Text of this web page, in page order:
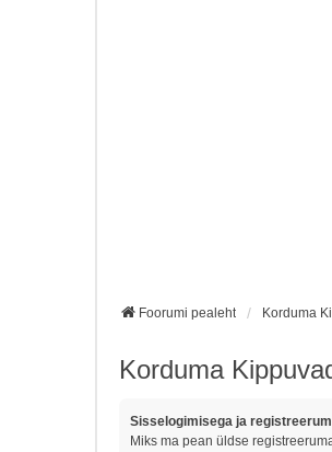
Foorumi pealeht Korduma
Korduma
Sisselogimisega ja
Miks ma pean üldse